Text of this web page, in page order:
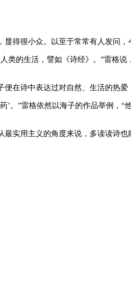
得很小众。以至于常常有人发问，
类的生活，譬如《诗经》。”雷格
在诗中表达过对自然、生活的热爱
’。”雷格依然以海子的作品举例
实用主义的角度来说，多读读诗也